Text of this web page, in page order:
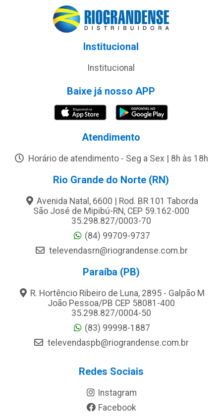
Institucional
Institucional
Baixe já nosso APP
Atendimento
Horário de atendimento - Seg a Sex | 8h às 18h
Rio Grande do Norte (RN)
Avenida Natal, 6600 | Rod. BR 101 Taborda
São José de Mipibú-RN, CEP 59.162-000
35.298.827/0003-70
(84) 99709-9737
televendasrn@riograndense.com.br
Paraíba (PB)
R. Hortêncio Ribeiro de Luna, 2895 - Galpão M
João Pessoa/PB CEP 58081-400
35.298.827/0004-50
(83) 99998-1887
televendaspb@riograndense.com.br
Redes Sociais
Instagram
Facebook